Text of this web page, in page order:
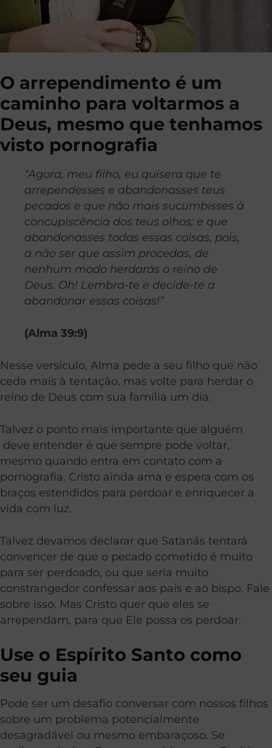
O arrependimento é um
caminho para voltarmos a
Deus, mesmo que tenhamos
visto pornografia
“Agora, meu filho, eu quisera que te
arrependesses e abandonasses teus
pecados e que não mais sucumbisses à
concupiscência dos teus olhos; e que
abandonasses todas essas coisas, pois,
a não ser que assim procedas, de
nenhum modo herdarás o reino de
Deus. Oh! Lembra-te e decide-te a
abandonar essas coisas!”
(Alma 39:9)
Nesse versículo, Alma pede a seu filho que não
ceda mais à tentação, mas volte para herdar o
reino de Deus com sua família um dia.
Talvez o ponto mais importante que alguém
deve entender é que sempre pode voltar,
mesmo quando entra em contato com a
pornografia. Cristo ainda ama e espera com os
braços estendidos para perdoar e enriquecer a
vida com luz.
Talvez devamos declarar que Satanás tentará
convencer de que o pecado cometido é muito
para ser perdoado, ou que seria muito
constrangedor confessar aos pais e ao bispo. Fale
sobre isso. Mas Cristo quer que eles se
arrependam, para que Ele possa os perdoar.
Use o Espírito Santo como
seu guia
Pode ser um desafio conversar com nossos filhos
sobre um problema potencialmente
desagradável ou mesmo embaraçoso. Se